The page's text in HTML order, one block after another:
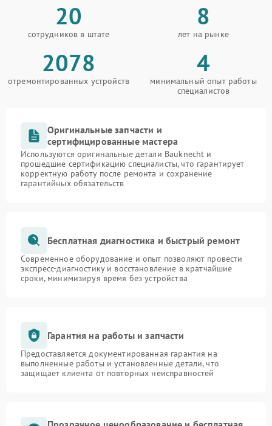
20
сотрудников в штате
8
лет на рынке
2078
отремонтированных устройств
4
минимальный опыт работы
специалистов
Оригинальные запчасти и
сертифицированные мастера
Используются оригинальные детали Bauknecht и
прошедшие сертификацию специалисты, что гарантирует
корректную работу после ремонта и сохранение
гарантийных обязательств
Бесплатная диагностика и быстрый ремонт
Современное оборудование и опыт позволяют провести
экспресс-диагностику и восстановление в кратчайшие
сроки, минимизируя время без устройства
Гарантия на работы и запчасти
Предоставляется документированная гарантия на
выполненные работы и установленные детали, что
защищает клиента от повторных неисправностей